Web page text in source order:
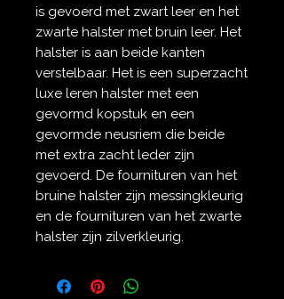
is gevoerd met zwart leer en het
zwarte halster met bruin leer. Het
halster is aan beide kanten
verstelbaar. Het is een superzacht
luxe leren halster met een
gevormd kopstuk en een
gevormde neusriem die beide
met extra zacht leder zijn
gevoerd. De fournituren van het
bruine halster zijn messingkleurig
en de fournituren van het zwarte
halster zijn zilverkleurig.